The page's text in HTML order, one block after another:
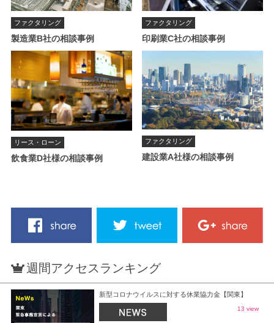
ファクタリング
製造業B社の相談事例
ファクタリング
印刷業C社の相談事例
リース・ローン
飲食業D社様の相談事例
ファクタリング
建設業A社様の相談事例
週間アクセスランキング
新型コロナウイルスに対する休業協力金【関東】
13 view